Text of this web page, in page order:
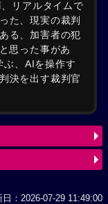
リアルタイムで
た、現実の裁判
る、加害者の犯
思った事があ
ぶ、AIを操作す
決を出す裁判官
日：2026-07-29 11:49:00